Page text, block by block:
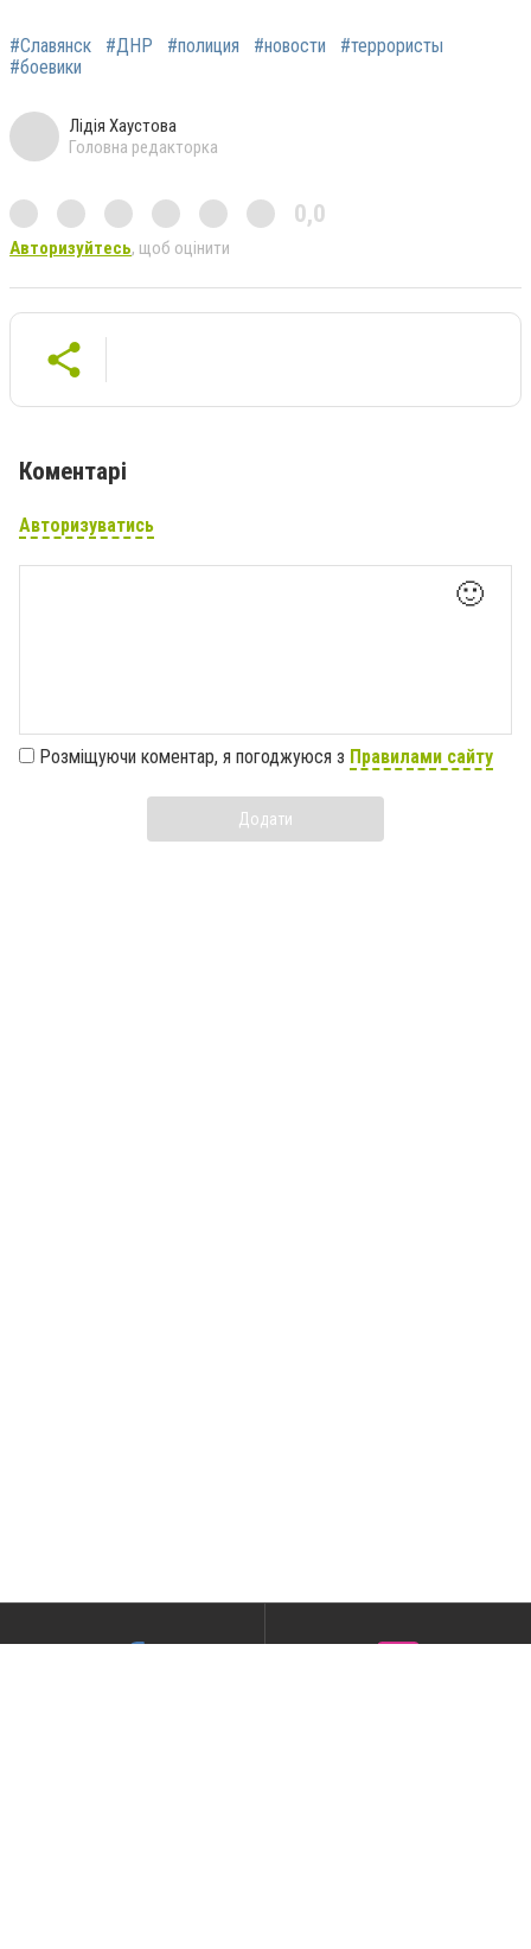
#Славянск #ДНР #полиция #новости
#террористы
#боевики
Лідія Хаустова
Головна редакторка
0,0
Авторизуйтесь, щоб оцінити
Коментарі
Авторизуватись
🙂
Розміщуючи коментар, я погоджуюся з Правилами сайту
Додати